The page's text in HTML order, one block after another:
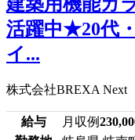
建築用機能ガ
活躍中★20代
イ...
株式会社BREXA Next
給与 月収例